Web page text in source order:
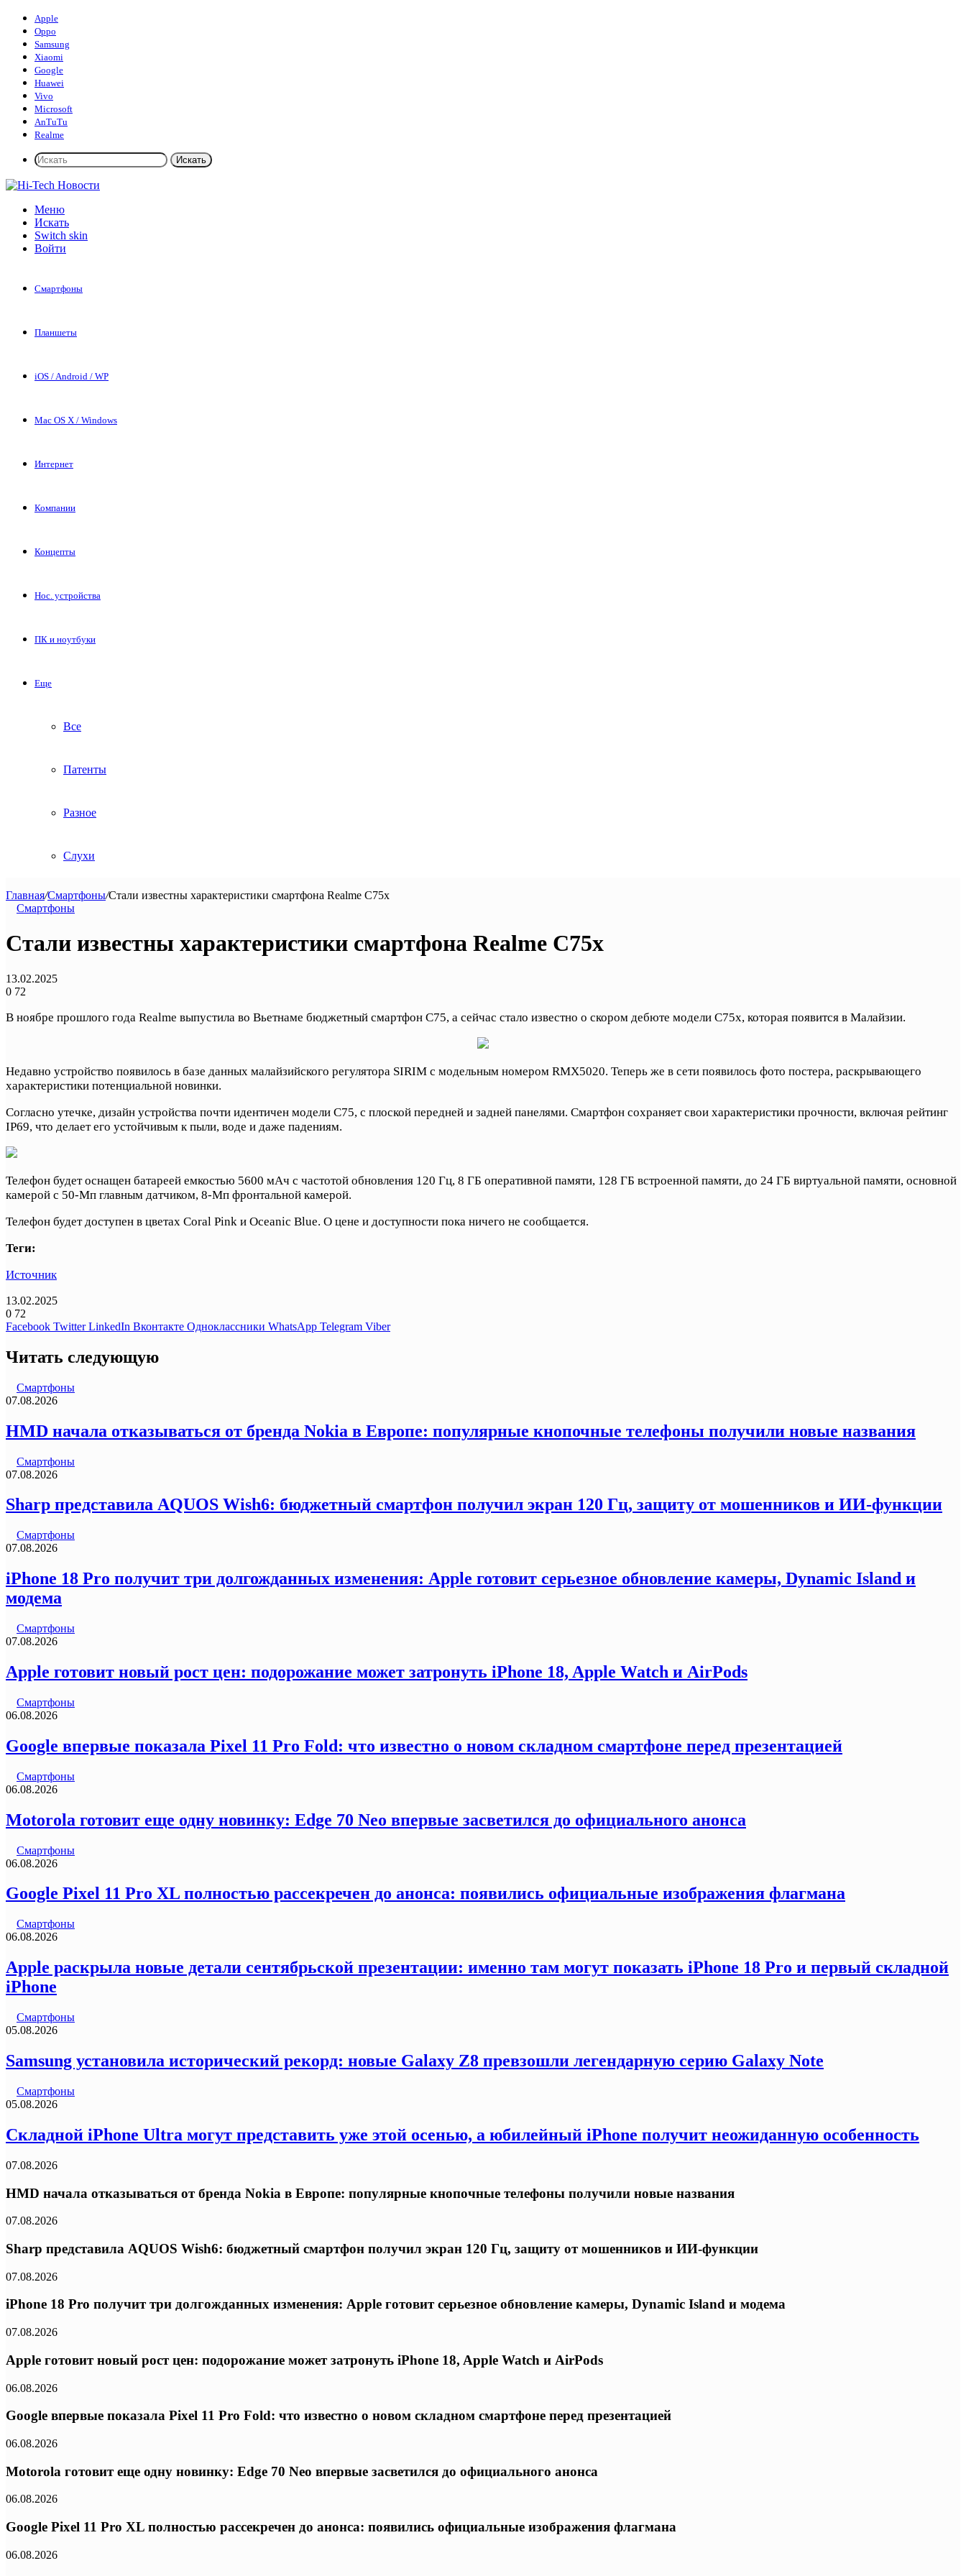
Apple
Oppo
Samsung
Xiaomi
Google
Huawei
Vivo
Microsoft
AnTuTu
Realme
Искать
Меню
Искать
Switch skin
Войти
Смартфоны
Планшеты
iOS / Android / WP
Mac OS X / Windows
Интернет
Компании
Концепты
Нос. устройства
ПК и ноутбуки
Еще
Все
Патенты
Разное
Слухи
Главная/Смартфоны/Стали известны характеристики смартфона Realme C75x
Смартфоны
Стали известны характеристики смартфона Realme C75x
13.02.2025
0 72
В ноябре прошлого года Realme выпустила во Вьетнаме бюджетный смартфон C75, а сейчас стало известно о скором дебюте модели C75x, которая появится в Малайзии.
Недавно устройство появилось в базе данных малайзийского регулятора SIRIM с модельным номером RMX5020. Теперь же в сети появилось фото постера, раскрывающего
характеристики потенциальной новинки.
Согласно утечке, дизайн устройства почти идентичен модели C75, с плоской передней и задней панелями. Смартфон сохраняет свои характеристики прочности, включая рейтинг
IP69, что делает его устойчивым к пыли, воде и даже падениям.
Телефон будет оснащен батареей емкостью 5600 мАч с частотой обновления 120 Гц, 8 ГБ оперативной памяти, 128 ГБ встроенной памяти, до 24 ГБ виртуальной памяти, основной
камерой с 50-Мп главным датчиком, 8-Мп фронтальной камерой.
Телефон будет доступен в цветах Coral Pink и Oceanic Blue. О цене и доступности пока ничего не сообщается.
Теги:
Источник
13.02.2025
0 72
Facebook Twitter LinkedIn Вконтакте Одноклассники WhatsApp Telegram Viber
Читать следующую
Смартфоны
07.08.2026
HMD начала отказываться от бренда Nokia в Европе: популярные кнопочные телефоны получили новые названия
Смартфоны
07.08.2026
Sharp представила AQUOS Wish6: бюджетный смартфон получил экран 120 Гц, защиту от мошенников и ИИ-функции
Смартфоны
07.08.2026
iPhone 18 Pro получит три долгожданных изменения: Apple готовит серьезное обновление камеры, Dynamic Island и
модема
Смартфоны
07.08.2026
Apple готовит новый рост цен: подорожание может затронуть iPhone 18, Apple Watch и AirPods
Смартфоны
06.08.2026
Google впервые показала Pixel 11 Pro Fold: что известно о новом складном смартфоне перед презентацией
Смартфоны
06.08.2026
Motorola готовит еще одну новинку: Edge 70 Neo впервые засветился до официального анонса
Смартфоны
06.08.2026
Google Pixel 11 Pro XL полностью рассекречен до анонса: появились официальные изображения флагмана
Смартфоны
06.08.2026
Apple раскрыла новые детали сентябрьской презентации: именно там могут показать iPhone 18 Pro и первый складной
iPhone
Смартфоны
05.08.2026
Samsung установила исторический рекорд: новые Galaxy Z8 превзошли легендарную серию Galaxy Note
Смартфоны
05.08.2026
Складной iPhone Ultra могут представить уже этой осенью, а юбилейный iPhone получит неожиданную особенность
07.08.2026
HMD начала отказываться от бренда Nokia в Европе: популярные кнопочные телефоны получили новые названия
07.08.2026
Sharp представила AQUOS Wish6: бюджетный смартфон получил экран 120 Гц, защиту от мошенников и ИИ-функции
07.08.2026
iPhone 18 Pro получит три долгожданных изменения: Apple готовит серьезное обновление камеры, Dynamic Island и модема
07.08.2026
Apple готовит новый рост цен: подорожание может затронуть iPhone 18, Apple Watch и AirPods
06.08.2026
Google впервые показала Pixel 11 Pro Fold: что известно о новом складном смартфоне перед презентацией
06.08.2026
Motorola готовит еще одну новинку: Edge 70 Neo впервые засветился до официального анонса
06.08.2026
Google Pixel 11 Pro XL полностью рассекречен до анонса: появились официальные изображения флагмана
06.08.2026